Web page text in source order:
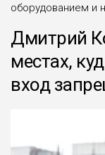
оборудованием и
Дмитрий
местах,
вход